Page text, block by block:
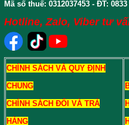
Mã số thuế: 0312037453 - ĐT:
Hotline, Zalo, Viber tư
CHÍNH SÁCH VÀ QUY ĐỊNH
CHUNG
CHÍNH SÁCH ĐỔI VÀ TRẢ
HÀNG